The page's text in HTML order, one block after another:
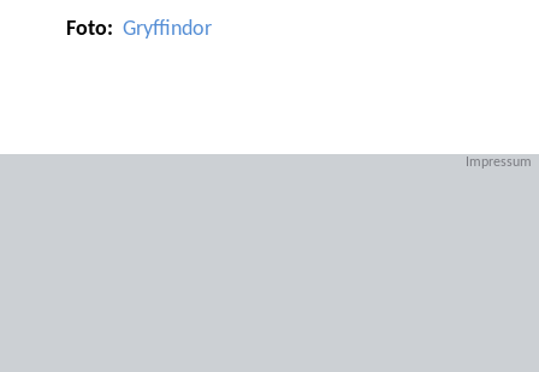
Foto: Gryffindor
Impressum